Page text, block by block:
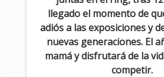
llegado el momento de
adiós a las exposiciones y
nuevas generaciones. El
mamá y disfrutará de la
competir.